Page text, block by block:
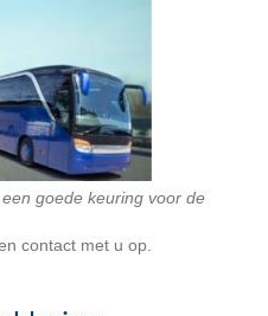
goede keuring voor de
contact met u op.